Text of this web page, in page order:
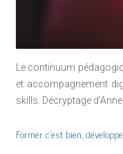
universités nées au moyen-
l’enseignant, la formation
Lire la suite
Le continuum
et accompagnement
skills. Décryptage
Former c’est bien,